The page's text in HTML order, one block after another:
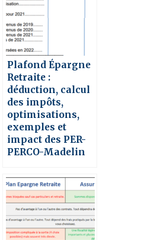
Plafond Épargne
Retraite :
déduction, calcul
des impôts,
optimisations,
exemples et
impact des PER-
PERCO-Madelin